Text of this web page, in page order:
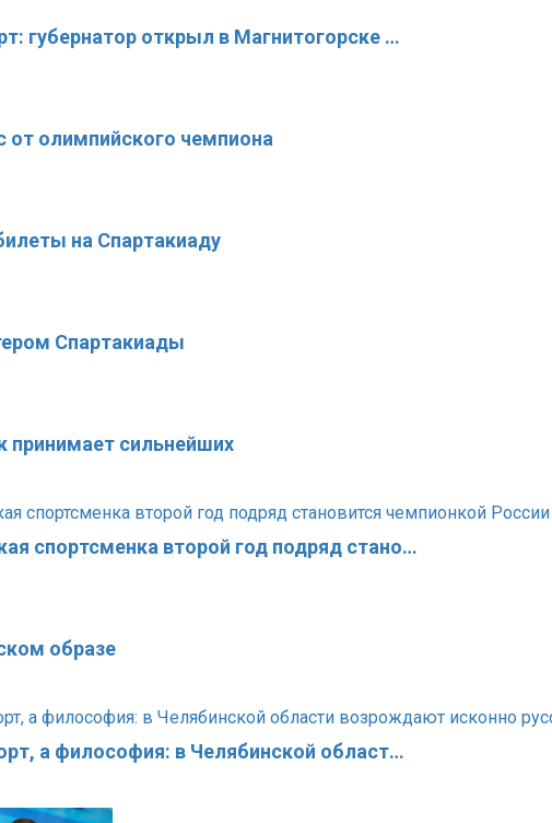
губернатор открыл в Магнитогорске …
от олимпийского чемпиона
на Спартакиаду
Спартакиады
принимает сильнейших
спортсменка второй год подряд стано…
образе
а философия: в Челябинской област…